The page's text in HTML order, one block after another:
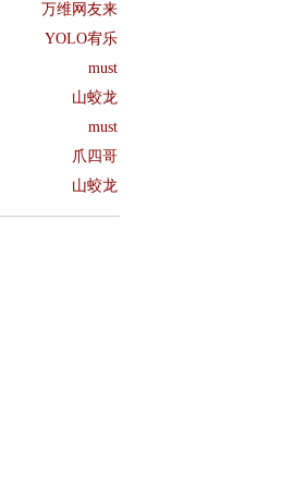
万维网友来
YOLO宥乐
must
山蛟龙
must
爪四哥
山蛟龙